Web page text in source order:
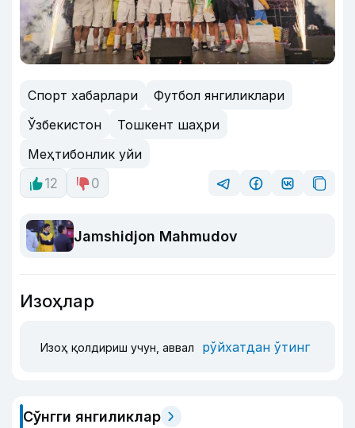
Спорт хабарлари
Футбол янгиликлари
Ўзбекистон
Тошкент шаҳри
Меҳтибонлик уйи
12
0
Jamshidjon Mahmudov
Изоҳлар
Изоҳ қолдириш учун, аввал рўйхатдан ўтинг
Сўнгги янгиликлар